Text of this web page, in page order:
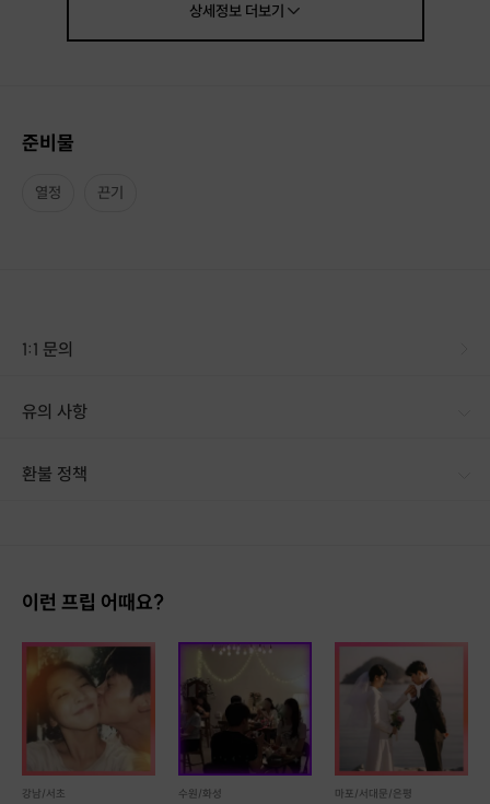
상세정보더보기
준비물
열정 끈기
1:1 문의
유의 사항
환불 정책
이런 프립 어때요?
강남/서초 수원/화성 마포/서대문/은평